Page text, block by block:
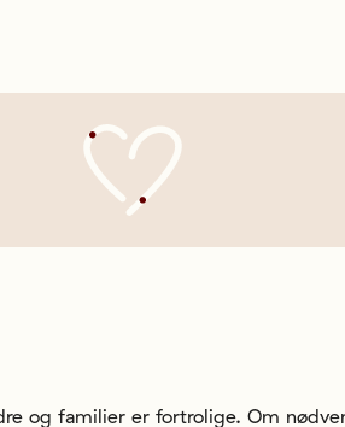
og familier er fortrolige. Om